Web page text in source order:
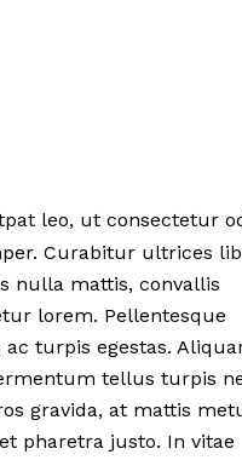
leo, ut consectetur
Curabitur ultrices
nulla mattis, convallis
lorem. Pellentesque
turpis egestas.
tellus turpis
gravida, at mattis
pharetra justo. In vitae